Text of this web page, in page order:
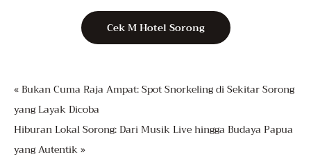
Cek M Hotel Sorong
« Bukan Cuma Raja Ampat: Spot Snorkeling di Sekitar Sorong
yang Layak Dicoba
Hiburan Lokal Sorong: Dari Musik Live hingga Budaya Papua
yang Autentik »